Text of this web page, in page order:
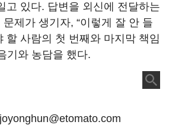
고 있다. 답변을 외신에 전달하는
제가 생기자, “이렇게 잘 안 들
할 사람의 첫 번째와 마지막 책임
기와 농담을 했다.